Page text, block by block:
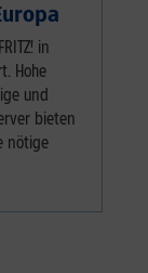
in
Hohe
und
bieten
nötige